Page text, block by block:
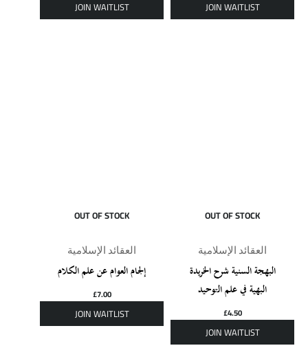
OUT OF STOCK
العقائد الإسلامية
إلجام العوام عن علم الكلام
£7.00
OUT OF STOCK
العقائد الإسلامية
البهجة السنية شرح الخريدة
البهية في علم التوحيد
£4.50